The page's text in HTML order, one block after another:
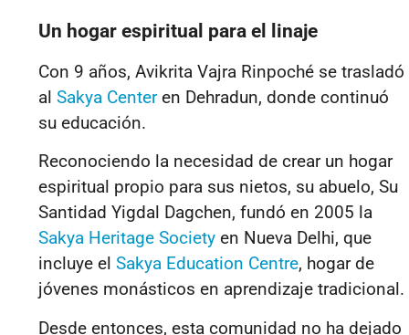
Un hogar espiritual para el linaje
Con 9 años, Avikrita Vajra Rinpoché se trasladó
al Sakya Centeren Dehradun, donde continuó
su educación.
Reconociendo la necesidad de crear un hogar
espiritual propio para sus nietos, su abuelo, Su
Santidad Yigdal Dagchen, fundó en 2005 la
Sakya Heritage Society en Nueva Delhi, que
incluye el Sakya Education Centre, hogar de
jóvenes monásticos en aprendizaje tradicional.
Desde entonces, esta comunidad no ha dejado